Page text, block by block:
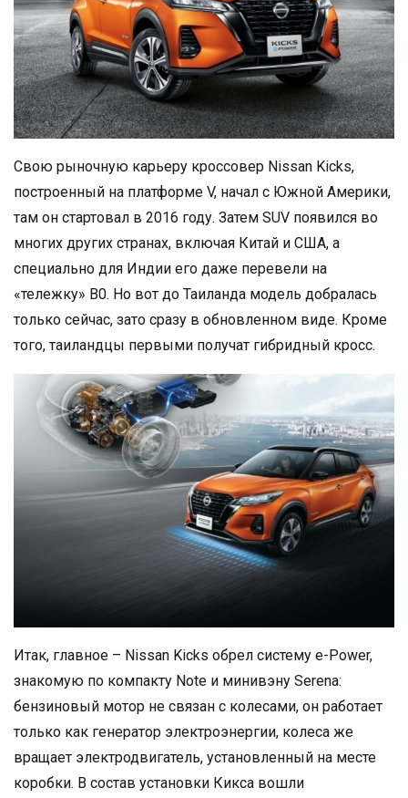
Свою рыночную карьеру кроссовер Nissan Kicks,
построенный на платформе V, начал с Южной Америки,
там он стартовал в 2016 году. Затем SUV появился во
многих других странах, включая Китай и США, а
специально для Индии его даже перевели на
«тележку» B0. Но вот до Таиланда модель добралась
только сейчас, зато сразу в обновленном виде. Кроме
того, таиландцы первыми получат гибридный кросс.
Итак, главное – Nissan Kicks обрел систему e-Power,
знакомую по компакту Note и минивэну Serena:
бензиновый мотор не связан с колесами, он работает
только как генератор электроэнергии, колеса же
вращает электродвигатель, установленный на месте
коробки. В состав установки Кикса вошли